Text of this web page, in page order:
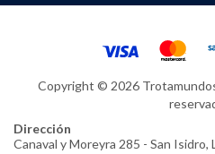
Copyright © 2026
Dirección
Canaval y Moreyra 285 - San Isidro,